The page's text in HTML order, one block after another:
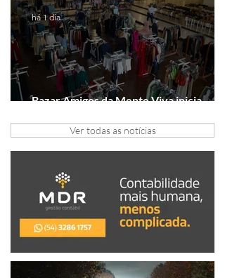
Bazar Amigos da Mente Viva inicia
há 1 dia
Ver todas as notícias